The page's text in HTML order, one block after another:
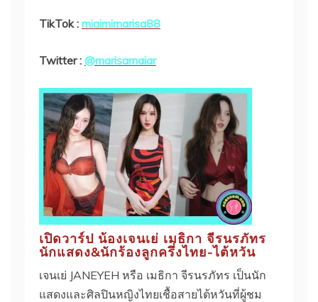
TikTok : miaimimarisa88
Twitter : @marisamaiar
เปิดวาร์ป น้องเจนเย่ เมธิกา จีรนรภัทร
นักแสดง&นักร้องลูกครึ่งไทย-ไต้หวัน
เจนเย่ JANEYEH หรือ เมธิกา จีรนรภัทร เป็นนัก
แสดงและศิลปินหญิงไทยเชื้อสายไต้หวันที่ผู้ชม